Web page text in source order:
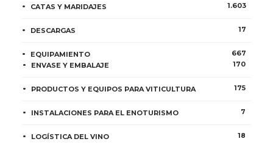
CATAS Y MARIDAJES 1.603
DESCARGAS 17
EQUIPAMIENTO
667
ENVASE Y EMBALAJE
170
PRODUCTOS Y EQUIPOS PARA VITICULTURA 175
INSTALACIONES PARA EL ENOTURISMO 7
LOGÍSTICA DEL VINO 18